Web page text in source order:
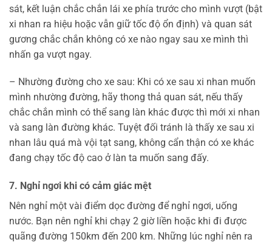
sát, kết luận chắc chắn lái xe phía trước cho mình vượt (bật
xi nhan ra hiệu hoặc vẫn giữ tốc độ ổn định) và quan sát
gương chắc chắn không có xe nào ngay sau xe mình thì
nhấn ga vượt ngay.
– Nhường đường cho xe sau: Khi có xe sau xi nhan muốn
mình nhường đường, hãy thong thả quan sát, nếu thấy
chắc chắn mình có thể sang làn khác được thì mới xi nhan
và sang làn đường khác. Tuyệt đối tránh là thấy xe sau xi
nhan lâu quá mà vội tạt sang, không cẩn thận có xe khác
đang chạy tốc độ cao ở làn ta muốn sang đấy.
7. Nghỉ ngơi khi có cảm giác mệt
Nên nghỉ một vài điểm dọc đường để nghỉ ngơi, uống
nước. Bạn nên nghỉ khi chạy 2 giờ liền hoặc khi đi được
quãng đường 150km đến 200 km. Những lúc nghỉ nên ra